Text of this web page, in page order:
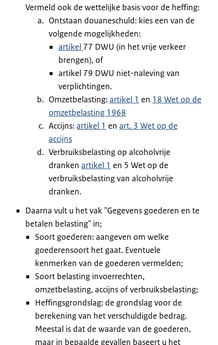
Vermeld ook de wettelijke basis voor de heffing:
Ontstaan douaneschuld: kies een van de
volgende mogelijkheden:
artikel 77 DWU (in het vrije verkeer
brengen), of
artikel 79 DWU niet-naleving van
verplichtingen.
Omzetbelasting:artikel 1 en 18 Wet op de
omzetbelasting 1968
Accijns:artikel 1 en art. 3 Wet op de
accijns
Verbruiksbelasting op alcoholvrije
dranken artikel 1 en 5 Wet op de
verbruiksbelasting van alcoholvrije
dranken.
Daarna vult u het vak "Gegevens goederen en te
betalen belasting" in;
Soort goederen: aangeven om welke
goederensoort het gaat. Eventuele
kenmerken van de goederen vermelden;
Soort belasting invoerrechten,
omzetbelasting, accijns of verbruiksbelasting;
Heffingsgrondslag: de grondslag voor de
berekening van het verschuldigde bedrag.
Meestal is dat de waarde van de goederen,
maar in bepaalde gevallen baseert u het